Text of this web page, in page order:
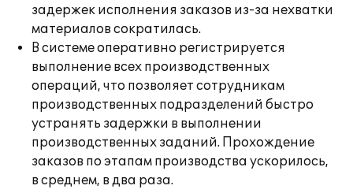
задержек исполнения заказов из-за нехватки
материалов сократилась.
В системе оперативно регистрируется
выполнение всех производственных
операций, что позволяет сотрудникам
производственных подразделений быстро
устранять задержки в выполнении
производственных заданий. Прохождение
заказов по этапам производства ускорилось,
в среднем, в два раза.